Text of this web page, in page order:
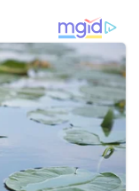
di pihak
dan PKR satu.
sesuatu
yang kini semakin
sebagai
gus membawa